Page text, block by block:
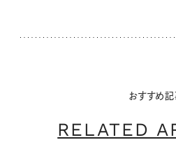
おすすめ
RELATED